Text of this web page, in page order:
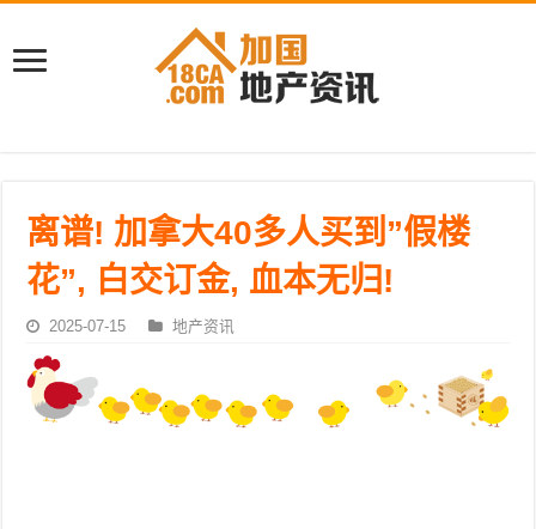
离谱! 加拿大40多人买到”假楼
花”, 白交订金, 血本无归!
2025-07-15 地产资讯